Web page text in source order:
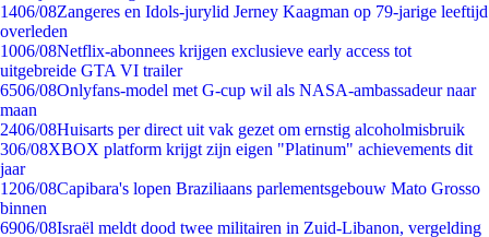
1406/08Zangeres en Idols-jurylid Jerney Kaagman op 79-jarige leeftijd
overleden
1006/08Netflix-abonnees krijgen exclusieve early access tot
uitgebreide GTA VI trailer
6506/08Onlyfans-model met G-cup wil als NASA-ambassadeur naar
maan
2406/08Huisarts per direct uit vak gezet om ernstig alcoholmisbruik
306/08XBOX platform krijgt zijn eigen "Platinum" achievements dit
jaar
1206/08Capibara's lopen Braziliaans parlementsgebouw Mato Grosso
binnen
6906/08Israël meldt dood twee militairen in Zuid-Libanon, vergelding